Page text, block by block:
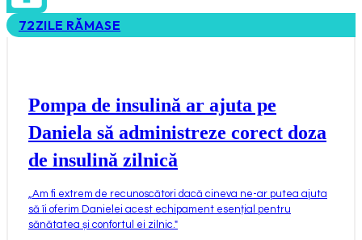
72ZILE RĂMASE
Pompa de insulină ar ajuta pe
Daniela să administreze corect doza
de insulină zilnică
Am fi extrem de recunoscători dacă cineva ne-ar putea ajuta
să îi oferim Danielei acest echipament esențial pentru
sănătatea și confortul ei zilnic. "